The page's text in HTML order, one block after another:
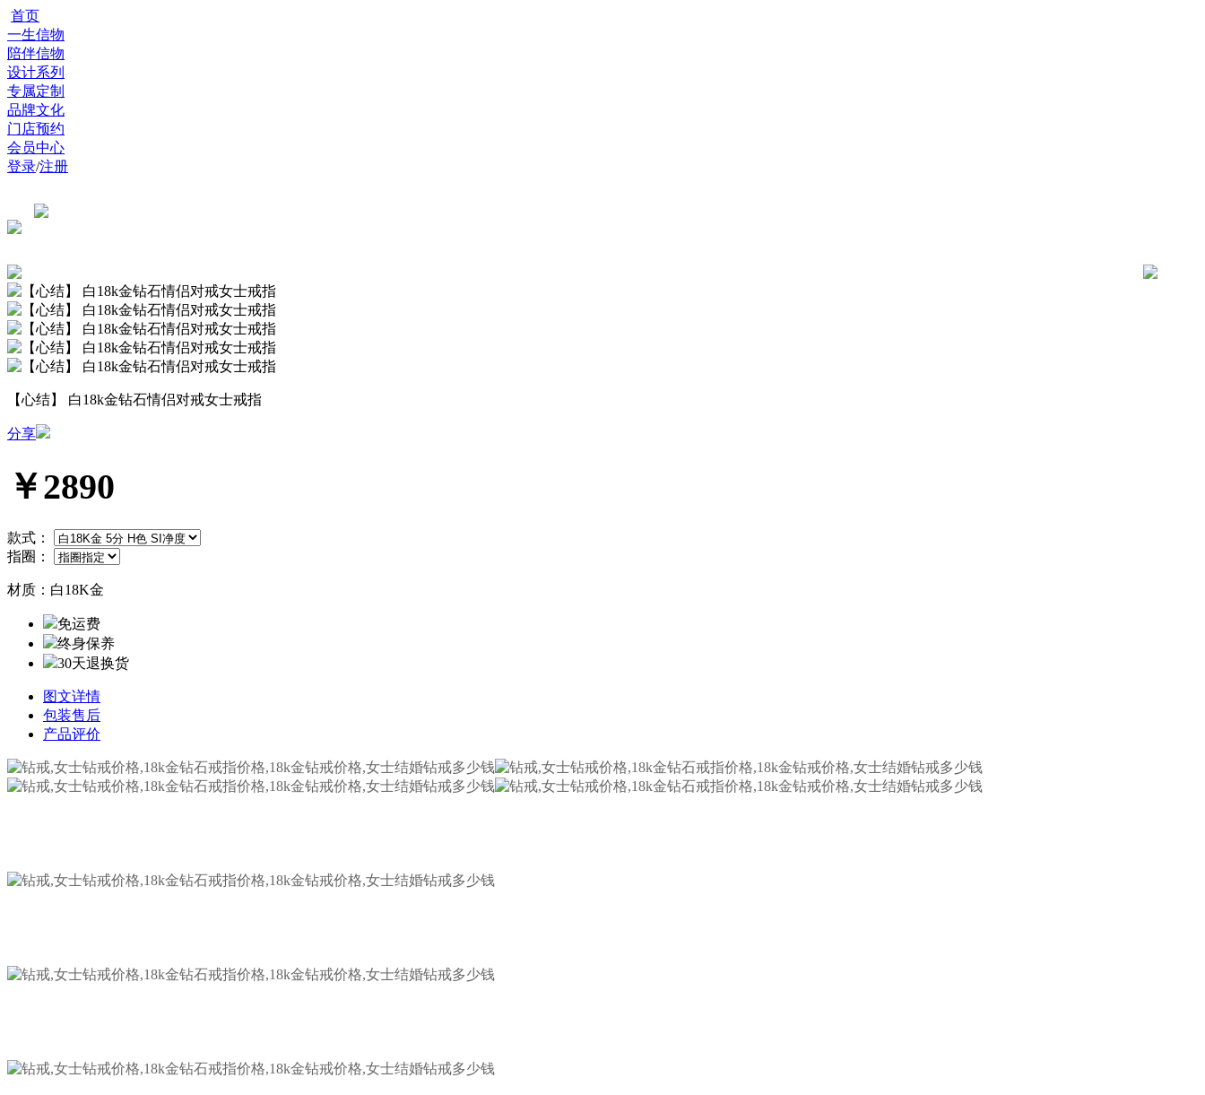
首页
一生信物
陪伴信物
设计系列
专属定制
品牌文化
门店预约
会员中心
登录/注册
【心结】 白18k金钻石情侣对戒女士戒指
分享
￥2890
款式：
指圈：
材质： 白18K金
免运费
终身保养
30天退换货
图文详情
包装售后
产品评价